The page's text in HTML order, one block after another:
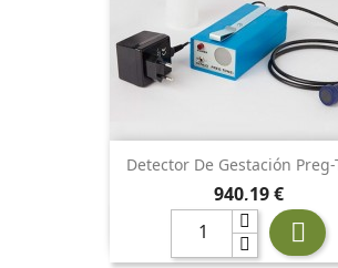
Detector De Gestación Preg-
Precio
940,19 €
